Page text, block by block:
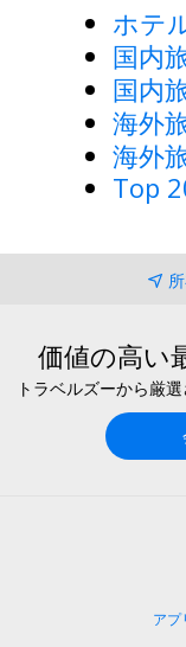
ホテ
国内
国内
海外
海外
Top
価値の高い
トラベルズーから厳
アプ